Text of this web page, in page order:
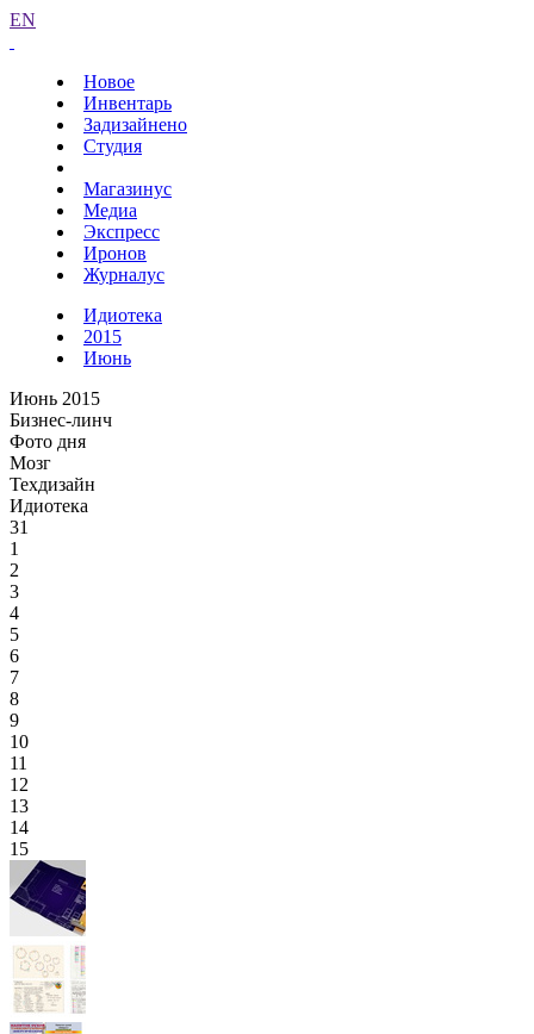
EN
Новое
Инвентарь
Задизайнено
Студия
Магазинус
Медиа
Экспресс
Иронов
Журналус
Идиотека
2015
Июнь
Июнь 2015
Бизнес-линч
Фото дня
Мозг
Техдизайн
Идиотека
31
1
2
3
4
5
6
7
8
9
10
11
12
13
14
15